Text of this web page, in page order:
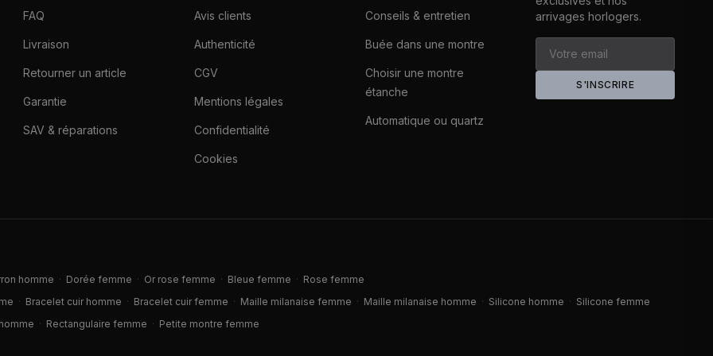
FAQ
Livraison
Retourner un article
Garantie
SAV & réparations
Avis clients
Authenticité
CGV
Mentions légales
Confidentialité
Cookies
Conseils & entretien
Buée dans une montre
Choisir une montre
étanche
Automatique ou quartz
arrivages horlogers.
S'INSCRIRE
homme · Dorée femme · Or rose femme · Bleue femme · Rose femme
· Bracelet cuir homme · Bracelet cuir femme · Maille milanaise femme · Maille milanaise homme · Silicone homme · Silicone femme
· Rectangulaire femme · Petite montre femme